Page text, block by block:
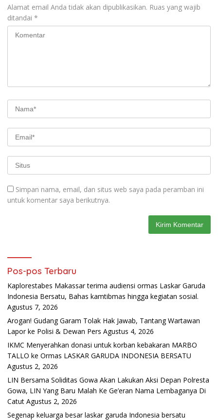
Alamat email Anda tidak akan dipublikasikan. Ruas yang wajib
ditandai *
Simpan nama, email, dan situs web saya pada peramban ini
untuk komentar saya berikutnya.
Pos-pos Terbaru
Kaplorestabes Makassar terima audiensi ormas Laskar Garuda
Indonesia Bersatu, Bahas kamtibmas hingga kegiatan sosial.
Agustus 7, 2026
Arogan! Gudang Garam Tolak Hak Jawab, Tantang Wartawan
Lapor ke Polisi & Dewan Pers Agustus 4, 2026
IKMC Menyerahkan donasi untuk korban kebakaran MARBO
TALLO ke Ormas LASKAR GARUDA INDONESIA BERSATU
Agustus 2, 2026
LIN Bersama Soliditas Gowa Akan Lakukan Aksi Depan Polresta
Gowa, LIN Yang Baru Malah Ke Ge’eran Nama Lembaganya Di
Catut Agustus 2, 2026
Segenap keluarga besar laskar garuda Indonesia bersatu